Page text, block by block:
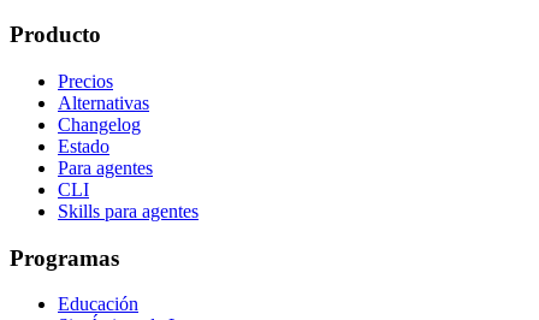
Producto
Precios
Alternativas
Changelog
Estado
Para agentes
CLI
Skills para agentes
Programas
Educación